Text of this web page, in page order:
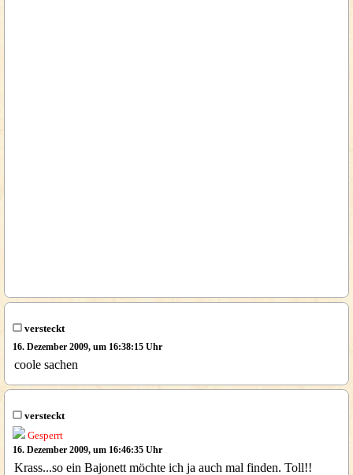
versteckt
16. Dezember 2009, um 16:38:15 Uhr
coole sachen
versteckt
Gesperrt
16. Dezember 2009, um 16:46:35 Uhr
Krass...so ein Bajonett möchte ich ja auch mal finden. Toll!!